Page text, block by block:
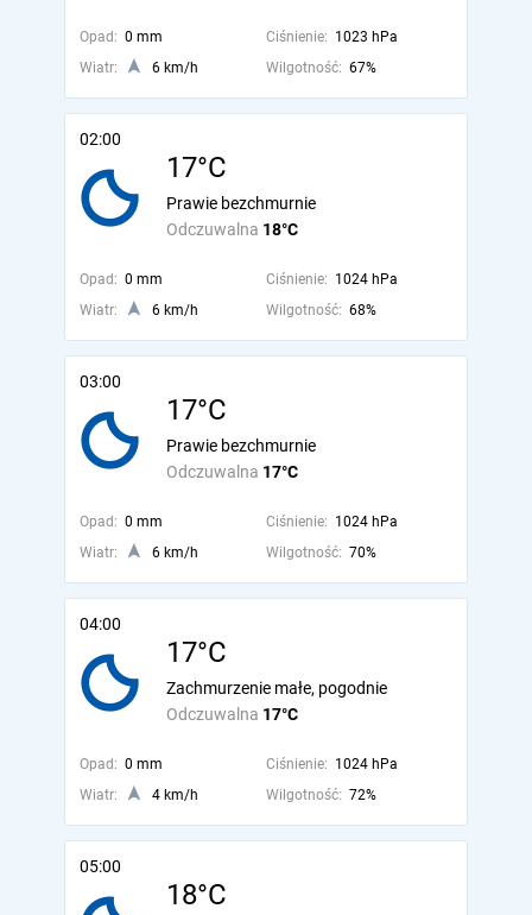
Opad: 0 mm Ciśnienie: 1023 hPa
Wiatr:
6 km/h Wilgotność: 67%
02:00
17°C
Odczuwalna 18°C
Prawie bezchmurnie
Opad: 0 mm Ciśnienie: 1024 hPa
Wiatr:
6 km/h Wilgotność: 68%
03:00
17°C
Odczuwalna 17°C
Prawie bezchmurnie
Opad: 0 mm Ciśnienie: 1024 hPa
Wiatr:
6 km/h Wilgotność: 70%
04:00
17°C
Odczuwalna 17°C
Zachmurzenie małe, pogodnie
Opad: 0 mm Ciśnienie: 1024 hPa
Wiatr:
4 km/h Wilgotność: 72%
05:00
18°C